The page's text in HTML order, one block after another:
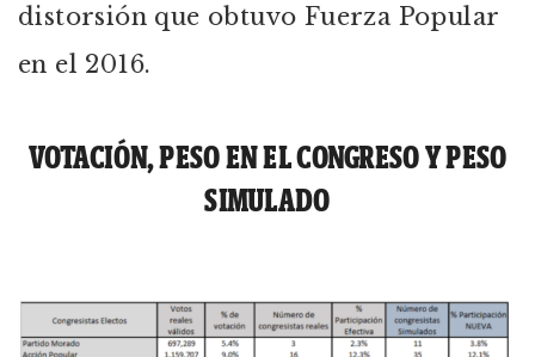
distorsión que obtuvo Fuerza Popular
en el 2016.
VOTACIÓN, PESO EN EL CONGRESO Y PESO
SIMULADO